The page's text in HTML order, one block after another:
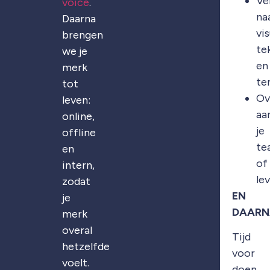
Daarna
brengen
we je
merk
tot
leven:
online,
offline
en
intern,
zodat
je
merk
overal
hetzelfde
voelt.
en
je
of
EN
Tijd
voor